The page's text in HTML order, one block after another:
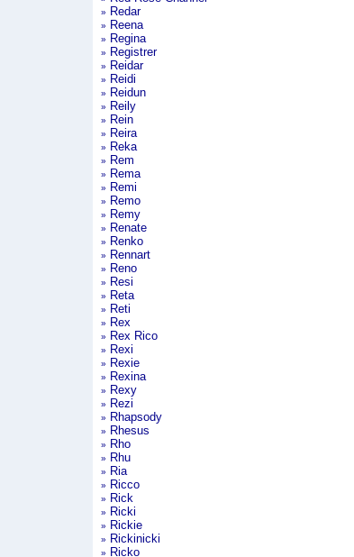
» Redar
» Reena
» Regina
» Registrer
» Reidar
» Reidi
» Reidun
» Reily
» Rein
» Reira
» Reka
» Rem
» Rema
» Remi
» Remo
» Remy
» Renate
» Renko
» Rennart
» Reno
» Resi
» Reta
» Reti
» Rex
» Rex Rico
» Rexi
» Rexie
» Rexina
» Rexy
» Rezi
» Rhapsody
» Rhesus
» Rho
» Rhu
» Ria
» Ricco
» Rick
» Ricki
» Rickie
» Rickinicki
» Ricko